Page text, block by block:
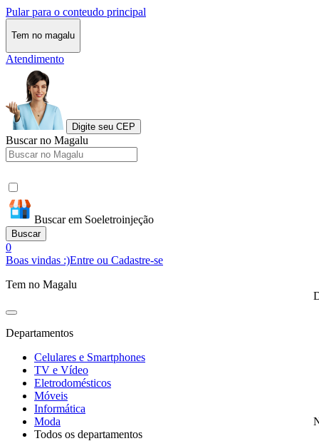
Pular para o conteudo principal
Tem no magalu
Atendimento
Digite seu CEP
Buscar no Magalu
Buscar em Soeletroinjeção
Buscar
0
Boas vindas :)Entre ou Cadastre-se
Tem no Magalu
Departamentos
Celulares e Smartphones
TV e Vídeo
Eletrodomésticos
Móveis
Informática
Moda
Todos os departamentos